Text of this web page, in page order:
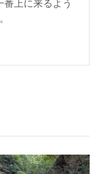
上に来るよう